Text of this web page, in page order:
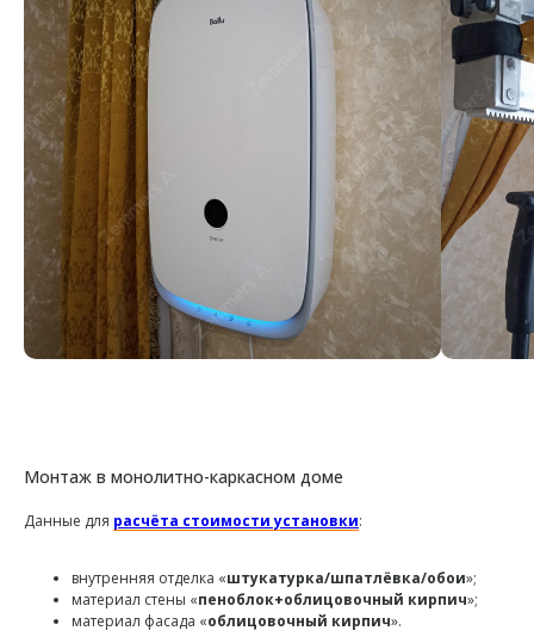
Монтаж в монолитно-каркасном доме
Данные для расчёта стоимости установки:
внутренняя отделка «штукатурка/шпатлёвка/обои»;
материал стены «пеноблок+облицовочный кирпич»;
материал фасада «облицовочный кирпич».